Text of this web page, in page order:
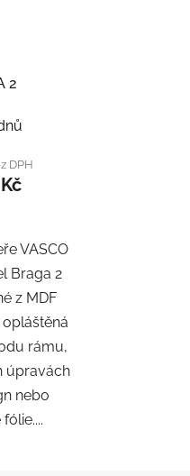
2
DPH
VASCO
Braga 2
z MDF
rámu,
úpravách
nebo